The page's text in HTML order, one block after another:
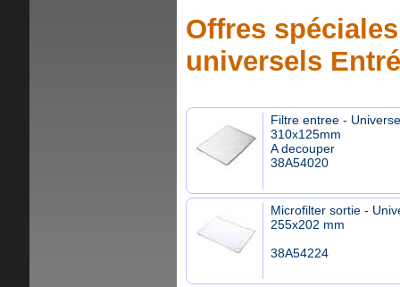
Offres
universels
Filtre entree -
310x125mm
A decouper
38A54020
Microfilter sortie -
255x202 mm
38A54224